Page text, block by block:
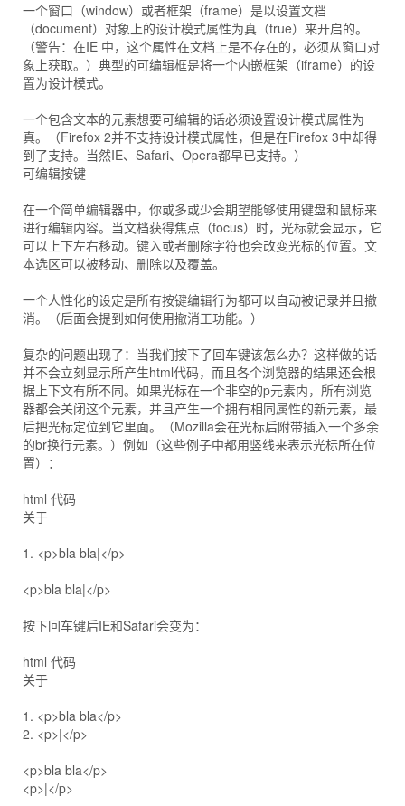
一个窗口（window）或者框架（frame）是以设置文档
（document）对象上的设计模式属性为真（true）来开启的。
（警告：在IE 中，这个属性在文档上是不存在的，必须从窗口对
象上获取。）典型的可编辑框是将一个内嵌框架（iframe）的设
置为设计模式。
一个包含文本的元素想要可编辑的话必须设置设计模式属性为
真。（Firefox 2并不支持设计模式属性，但是在Firefox 3中却得
到了支持。当然IE、Safari、Opera都早已支持。）
可编辑按键
在一个简单编辑器中，你或多或少会期望能够使用键盘和鼠标来
进行编辑内容。当文档获得焦点（focus）时，光标就会显示，它
可以上下左右移动。键入或者删除字符也会改变光标的位置。文
本选区可以被移动、删除以及覆盖。
一个人性化的设定是所有按键编辑行为都可以自动被记录并且撤
消。（后面会提到如何使用撤消工功能。）
复杂的问题出现了：当我们按下了回车键该怎么办？这样做的话
并不会立刻显示所产生html代码，而且各个浏览器的结果还会根
据上下文有所不同。如果光标在一个非空的p元素内，所有浏览
器都会关闭这个元素，并且产生一个拥有相同属性的新元素，最
后把光标定位到它里面。（Mozilla会在光标后附带插入一个多余
的br换行元素。）例如（这些例子中都用竖线来表示光标所在位
置）：
html 代码
关于
1. <p>bla bla|</p>
<p>bla bla|</p>
按下回车键后IE和Safari会变为：
html 代码
关于
1. <p>bla bla</p>
2. <p>|</p>
<p>bla bla</p>
<p>|</p>